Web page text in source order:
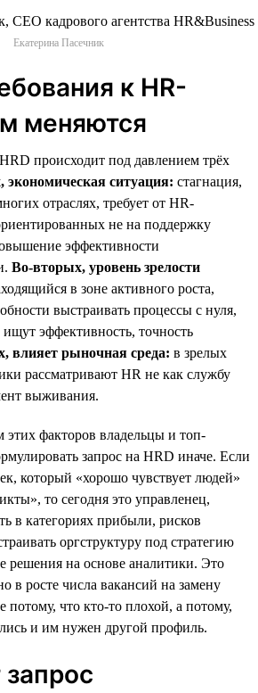
Екатерина Пасечник
к HR-
меняются
происходит под давлением трёх
экономическая ситуация: стагнация,
отраслях, требует от HR-
не на поддержку
эффективности
Во-вторых, уровень зрелости
в зоне активного роста,
выстраивать процессы с нуля,
эффективность, точность
влияет рыночная среда: в зрелых
рассматривают HR не как службу
выживания.
факторов владельцы и топ-
запрос на HRD иначе. Если
который «хорошо чувствует людей»
то сегодня это управленец,
в категориях прибыли, рисков
оргструктуру под стратегию
решения на основе аналитики. Это
в росте числа вакансий на замену
что кто-то плохой, а потому,
и им нужен другой профиль.
запрос